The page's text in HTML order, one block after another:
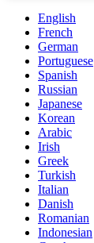
English
French
German
Portuguese
Spanish
Russian
Japanese
Korean
Arabic
Irish
Greek
Turkish
Italian
Danish
Romanian
Indonesian